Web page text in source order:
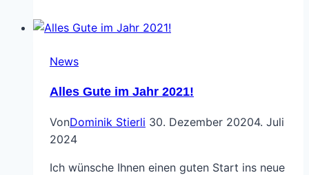
unterstützt
News
Alles Gute im Jahr 2021!
VonDominik Stierli 30. Dezember 20204. Juli
2024
Ich wünsche Ihnen einen guten Start ins neue